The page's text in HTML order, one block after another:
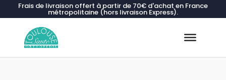
Frais de livraison offert à partir de 70€ d'achat en France
métropolitaine (hors livraison Express).